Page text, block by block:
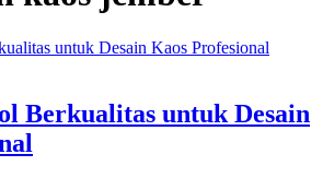
Berkualitas untuk Desain